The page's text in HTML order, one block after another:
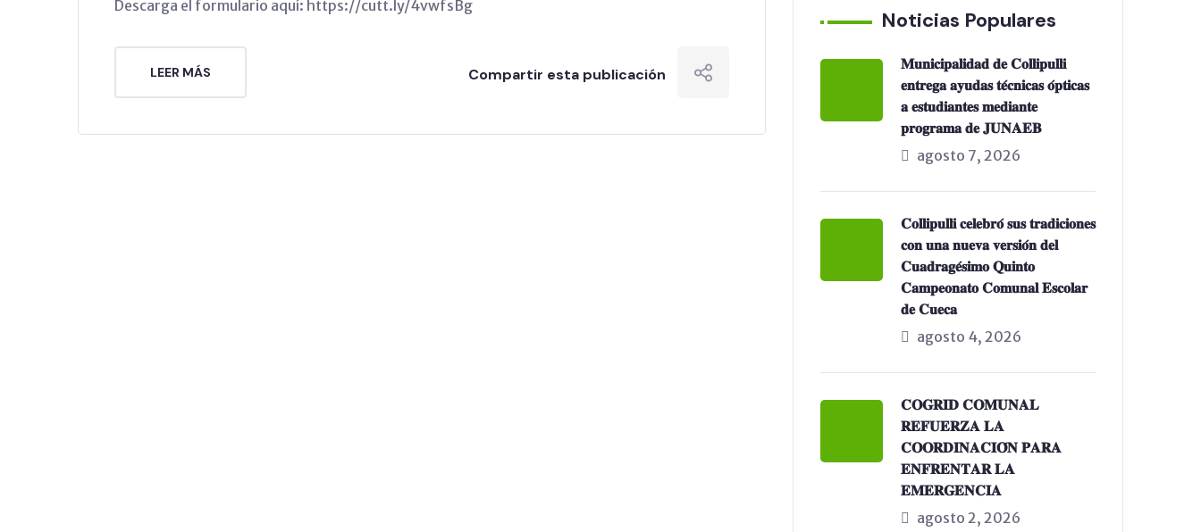
Descarga el formulario aquí: https://cutt.ly/4vwfsBg
LEER MÁS Compartir esta publicación
Noticias Populares
𝐌𝐮𝐧𝐢𝐜𝐢𝐩𝐚𝐥𝐢𝐝𝐚𝐝 𝐝𝐞 𝐂𝐨𝐥𝐥𝐢𝐩𝐮𝐥𝐥𝐢
𝐞𝐧𝐭𝐫𝐞𝐠𝐚 𝐚𝐲𝐮𝐝𝐚𝐬 𝐭𝐞́𝐜𝐧𝐢𝐜𝐚𝐬 𝐨́𝐩𝐭𝐢𝐜𝐚𝐬
𝐚 𝐞𝐬𝐭𝐮𝐝𝐢𝐚𝐧𝐭𝐞𝐬 𝐦𝐞𝐝𝐢𝐚𝐧𝐭𝐞
𝐩𝐫𝐨𝐠𝐫𝐚𝐦𝐚 𝐝𝐞 𝐉𝐔𝐍𝐀𝐄𝐁
agosto 7, 2026
𝐂𝐨𝐥𝐥𝐢𝐩𝐮𝐥𝐥𝐢 𝐜𝐞𝐥𝐞𝐛𝐫𝐨́ 𝐬𝐮𝐬 𝐭𝐫𝐚𝐝𝐢𝐜𝐢𝐨𝐧𝐞𝐬
𝐜𝐨𝐧 𝐮𝐧𝐚 𝐧𝐮𝐞𝐯𝐚 𝐯𝐞𝐫𝐬𝐢𝐨́𝐧 𝐝𝐞𝐥
𝐂𝐮𝐚𝐝𝐫𝐚𝐠𝐞́𝐬𝐢𝐦𝐨 𝐐𝐮𝐢𝐧𝐭𝐨
𝐂𝐚𝐦𝐩𝐞𝐨𝐧𝐚𝐭𝐨 𝐂𝐨𝐦𝐮𝐧𝐚𝐥 𝐄𝐬𝐜𝐨𝐥𝐚𝐫
𝐝𝐞 𝐂𝐮𝐞𝐜𝐚
agosto 4, 2026
𝐂𝐎𝐆𝐑𝐈𝐃 𝐂𝐎𝐌𝐔𝐍𝐀𝐋
𝐑𝐄𝐅𝐔𝐄𝐑𝐙𝐀 𝐋𝐀
𝐂𝐎𝐎𝐑𝐃𝐈𝐍𝐀𝐂𝐈𝐎́𝐍 𝐏𝐀𝐑𝐀
𝐄𝐍𝐅𝐑𝐄𝐍𝐓𝐀𝐑 𝐋𝐀
𝐄𝐌𝐄𝐑𝐆𝐄𝐍𝐂𝐈𝐀
agosto 2, 2026